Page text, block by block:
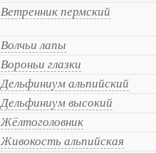
Ветренник пермский
Волчьи лапы
Вороньи глазки
Дельфиниум альпийский
Дельфиниум высокий
Жёлтоголовник
Живокость альпийская